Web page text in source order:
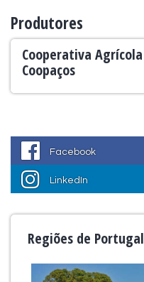
Produtores
Cooperativa Agrícola
Coopaços
Facebook
LinkedIn
Regiões de Portugal